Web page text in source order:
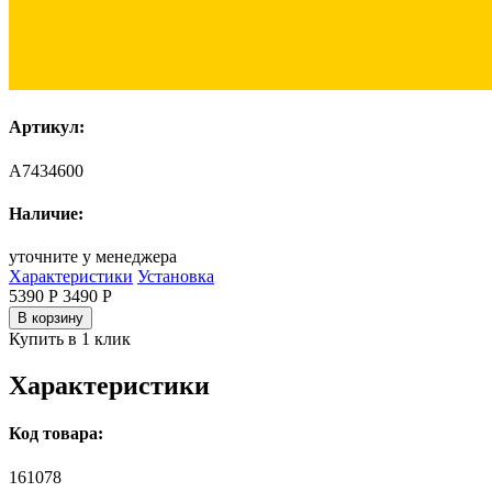
Артикул:
A7434600
Наличие:
уточните у менеджера
Характеристики Установка
5390 Р 3490 Р
В корзину
Купить в 1 клик
Характеристики
Код товара:
161078